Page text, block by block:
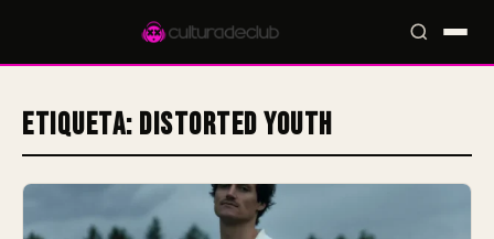
Accesos rápidos: 🎪 Eventos🎤 Artistas📍 Locales📰 Radar
Etiqueta: Distorted Youth